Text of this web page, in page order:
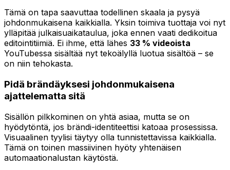
Tämä on tapa saavuttaa todellinen skaala ja pysyä
johdonmukaisena kaikkialla. Yksin toimiva tuottaja voi nyt
ylläpitää julkaisuaikataulua, joka ennen vaati dedikoitua
editointitiimiä. Ei ihme, että lähes 33 % videoista
YouTubessa sisältää nyt tekoälyllä luotua sisältöä – se
on niin tehokasta.
Pidä brändäyksesi johdonmukaisena
ajattelematta sitä
Sisällön pilkkominen on yhtä asiaa, mutta se on
hyödytöntä, jos brändi-identiteettisi katoaa prosessissa.
Visuaalinen tyylisi täytyy olla tunnistettavissa kaikkialla.
Tämä on toinen massiivinen hyöty yhtenäisen
automaationalustan käytöstä.